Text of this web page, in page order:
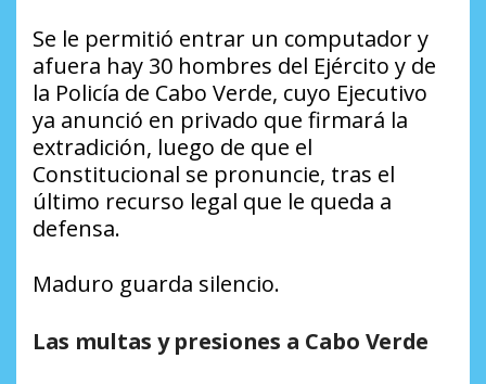
Se le permitió entrar un computador y
afuera hay 30 hombres del Ejército y de
la Policía de Cabo Verde, cuyo Ejecutivo
ya anunció en privado que firmará la
extradición, luego de que el
Constitucional se pronuncie, tras el
último recurso legal que le queda a
defensa.
Maduro guarda silencio.
Las multas y presiones a Cabo Verde